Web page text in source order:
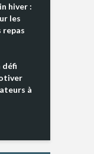
hiver :
les
repas
défi
à